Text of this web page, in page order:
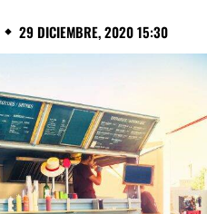
29 DICIEMBRE, 2020 15:30